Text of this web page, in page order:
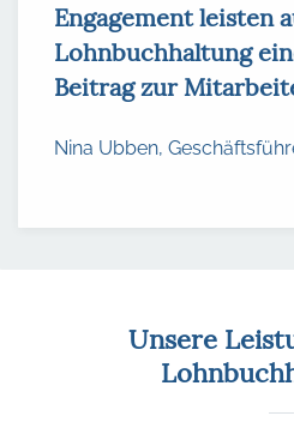
Engagement leisten
Lohnbuchhaltung
Beitrag zur
Nina Ubben,
​Unsere